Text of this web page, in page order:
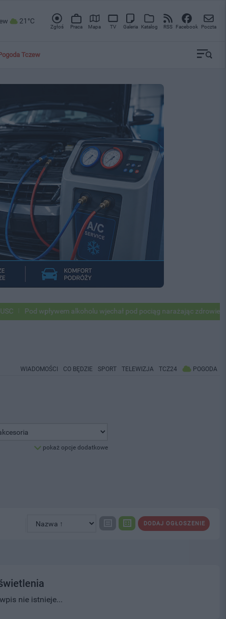
21°C
Zgłoś Praca Mapa TV Galeria Katalog RSS Facebook Poczta
Tczew
Pod wpływem alkoholu wjechał pod pociąg narażając zdrowie i życie
WIADOMOŚCI CO BĘDZIE SPORT TELEWIZJA TCZ24 POGODA
pokaż opcje dodatkowe
DODAJ OGŁOSZENIE
nie istnieje...